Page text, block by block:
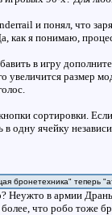
и понял, что
как я понимаю,
в игру
увеличится размер
сортировки.
в одну ячейку
бронетехника" теперь
Неужто в армии
что робо тоже